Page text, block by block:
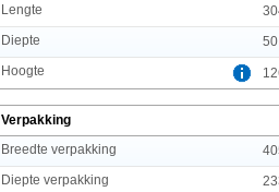
Lengte
Diepte
Hoogte
Verpakking
Breedte verpakking
Diepte verpakking